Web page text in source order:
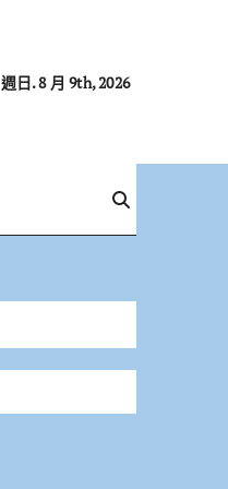
週日. 8 月 9th, 2026